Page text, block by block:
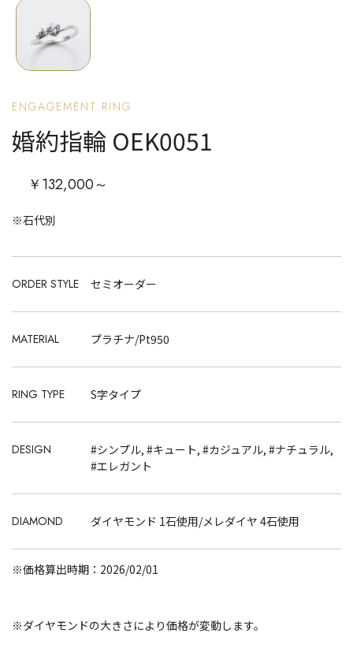
ENGAGEMENT RING
婚約指輪 OEK0051
￥132,000～
※石代別
ORDER STYLE セミオーダー
MATERIAL プラチナ/Pt950
RING TYPE S字タイプ
DESIGN
#シンプル, #キュート, #カジュアル, #ナチュラル,
#エレガント
DIAMOND ダイヤモンド 1石使用/メレダイヤ 4石使用
※価格算出時期：2026/02/01
※ダイヤモンドの大きさにより価格が変動します。